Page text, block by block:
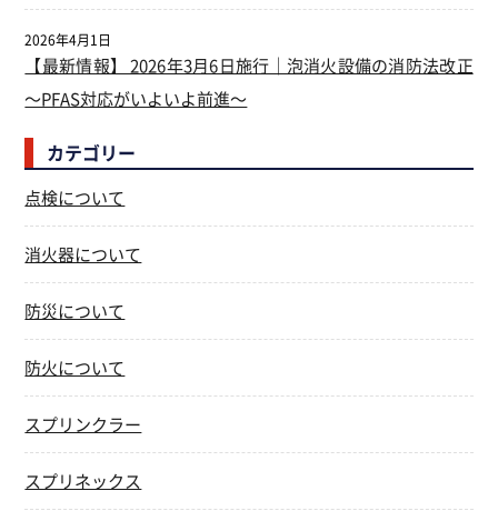
【最新情報】 2026年3月6日施行｜泡消火設備の消防法改正
～PFAS対応がいよいよ前進～
2026年4月1日
カテゴリー
点検について
消火器について
防災について
防火について
スプリンクラー
スプリネックス